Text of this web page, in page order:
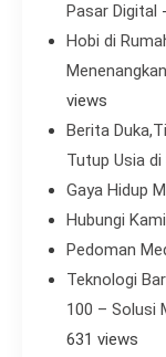
Pasar Digital
Hobi di
views
Berita
Tutup Usia di
Gaya Hidup
Hubungi Kami
Pedoman
Teknologi
100 – Solusi
631 views